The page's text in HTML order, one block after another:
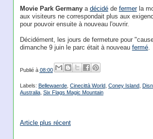
Movie Park Germanya décidéde fermerla
aux visiteurs ne correspondait plus aux
pour pouvoir ensuite à nouveau l'ouvrir.
Décidément, les jours de fermeture pour
dimanche 9 juin le parc était à nouveau fermé.
Publié à 08:00
Labels: Bellewaerde, Cinecittà World, Coney Island,
Australia, Six Flags Magic Mountain
Article plus récent